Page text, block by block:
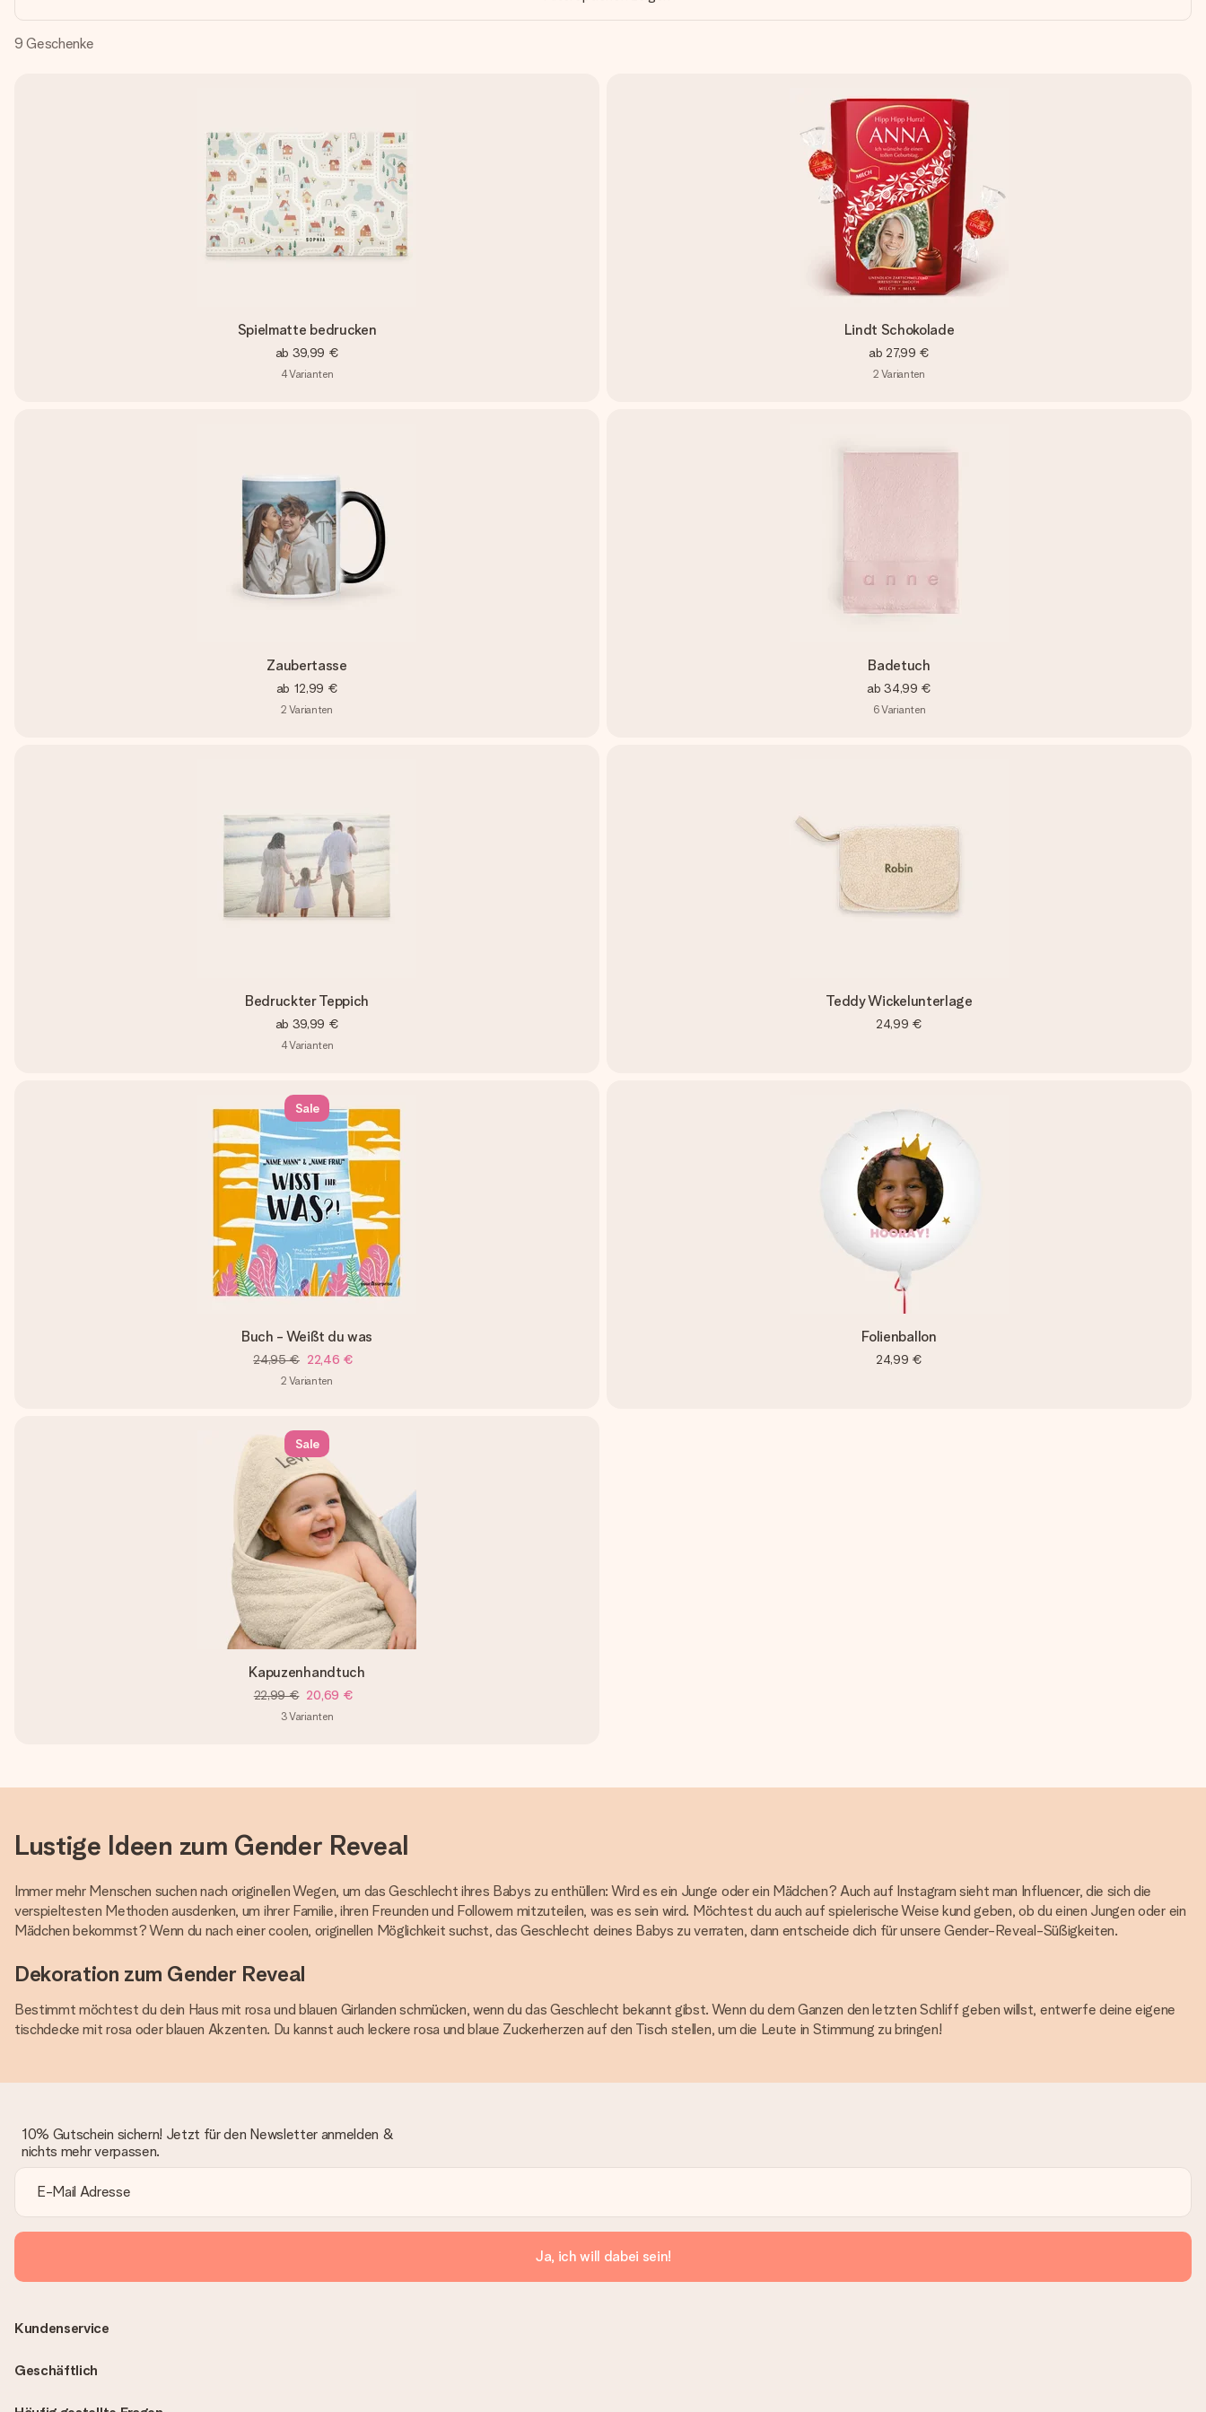
9 Geschenke
Spielmatte bedrucken
ab 39,99 €
4Varianten
Lindt Schokolade
ab 27,99 €
2 Varianten
Zaubertasse
ab 12,99 €
2 Varianten
Badetuch
ab 34,99 €
6Varianten
Bedruckter Teppich
ab 39,99 €
4Varianten
Teddy Wickelunterlage
24,99 €
Sale
Buch - Weißt du was
24,95 € 22,46 €
2 Varianten
Folienballon
24,99 €
Sale
Kapuzenhandtuch
22,99 € 20,69 €
3Varianten
Lustige Ideen zum Gender Reveal
Immer mehr Menschen suchen nach originellen Wegen, um das Geschlecht ihres Babys zu enthüllen: Wird es ein Junge oder ein Mädchen? Auch auf Instagram sieht man Influencer, die sich die
verspieltesten Methoden ausdenken, um ihrer Familie, ihren Freunden und Followern mitzuteilen, was es sein wird. Möchtest du auch auf spielerische Weise kund geben, ob du einen Jungen oder ein
Mädchen bekommst? Wenn du nach einer coolen, originellen Möglichkeit suchst, das Geschlecht deines Babys zu verraten, dann entscheide dich für unsere Gender-Reveal-Süßigkeiten.
Dekoration zum Gender Reveal
Bestimmt möchtest du dein Haus mit rosa und blauen Girlanden schmücken, wenn du das Geschlecht bekannt gibst. Wenn du dem Ganzen den letzten Schliff geben willst, entwerfe deine eigene
tischdecke mit rosa oder blauen Akzenten. Du kannst auch leckere rosa und blaue Zuckerherzen auf den Tisch stellen, um die Leute in Stimmung zu bringen!
10% Gutschein sichern! Jetzt für den Newsletter anmelden &
nichts mehr verpassen.
Ja, ich will dabei sein!
Kundenservice
Geschäftlich